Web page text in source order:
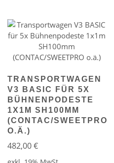
TRANSPORTWAGEN
V3 BASIC FÜR 5X
BÜHNENPODESTE
1X1M SH100MM
(CONTAC/SWEETPRO
O.Ä.)
482,00€